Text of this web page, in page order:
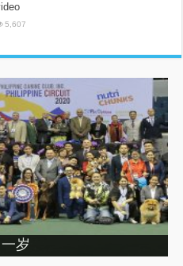
5,607
岁
俺们东北那场比赛
行（INDONEISA WINNER
但是好像已经结束了。
笔（三）